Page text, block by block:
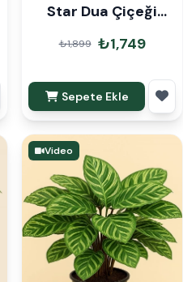
Star Dua Çiçeği
Hediye Paketli
₺1,899 ₺1,749
Sepete Ekle
Video